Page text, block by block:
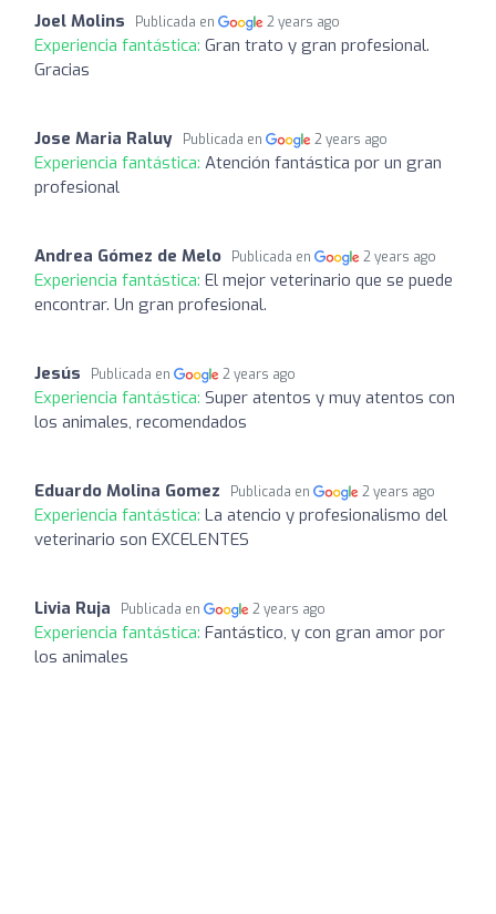
Joel Molins Publicada en 2 years ago
Experiencia fantástica: Gran trato y gran profesional.
Gracias
Jose Maria Raluy Publicada en 2 years ago
Experiencia fantástica: Atención fantástica por un gran
profesional
Andrea Gómez de Melo Publicada en 2 years ago
Experiencia fantástica: El mejor veterinario que se puede
encontrar. Un gran profesional.
Jesús Publicada en 2 years ago
Experiencia fantástica: Super atentos y muy atentos con
los animales, recomendados
Eduardo Molina Gomez Publicada en 2 years ago
Experiencia fantástica: La atencio y profesionalismo del
veterinario son EXCELENTES
Livia Ruja Publicada en 2 years ago
Experiencia fantástica: Fantástico, y con gran amor por
los animales